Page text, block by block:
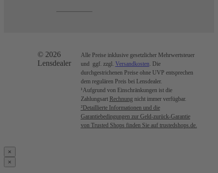
© 2026
Lensdealer
Alle Preise inklusive gesetzlicher Mehrwertsteuer
und ggf. zzgl. Versandkosten. Die
durchgestrichenen Preise ohne UVP entsprechen
dem regulären Preis bei Lensdealer.
¹Aufgrund von Einschränkungen ist die
Zahlungsart Rechnungnicht immer verfügbar.
²Detaillierte Informationen und die
Garantiebedingungen zur Geld-zurück-Garantie
von Trusted Shops finden Sie auf trustedshops.de.
×
×